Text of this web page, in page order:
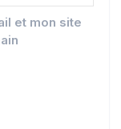
et mon site